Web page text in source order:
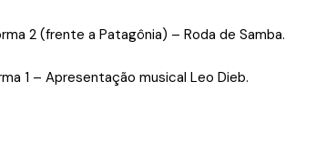
2 (frente a Patagônia) – Roda de Samba.
1 – Apresentação musical Leo Dieb.